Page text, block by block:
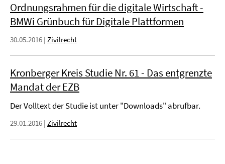
Ordnungsrahmen für die digitale Wirtschaft -
BMWi Grünbuch für Digitale Plattformen
30.05.2016 | Zivilrecht
Kronberger Kreis Studie Nr. 61 - Das entgrenzte
Mandat der EZB
Der Volltext der Studie ist unter "Downloads" abrufbar.
29.01.2016 | Zivilrecht